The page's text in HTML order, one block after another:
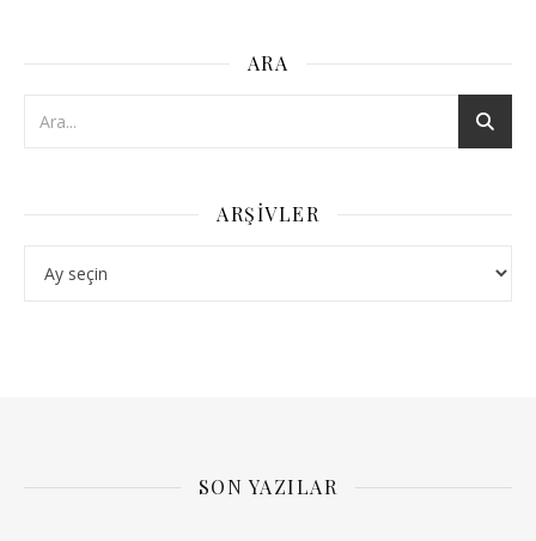
ARA
ARŞIVLER
SON YAZILAR